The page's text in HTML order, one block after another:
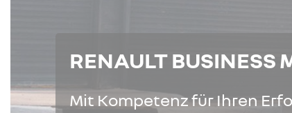
RENAULT BUSINESS
Mit Kompetenz für Ihren